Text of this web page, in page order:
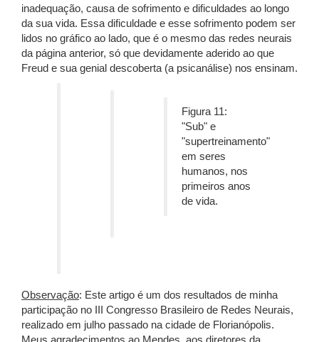
inadequação, causa de sofrimento e dificuldades ao longo
da sua vida. Essa dificuldade e esse sofrimento podem ser
lidos no gráfico ao lado, que é o mesmo das redes neurais
da página anterior, só que devidamente aderido ao que
Freud e sua genial descoberta (a psicanálise) nos ensinam.
Figura 11:
"Sub" e
"supertreinamento"
em seres
humanos, nos
primeiros anos
de vida.
Observação: Este artigo é um dos resultados de minha
participação no III Congresso Brasileiro de Redes Neurais,
realizado em julho passado na cidade de Florianópolis.